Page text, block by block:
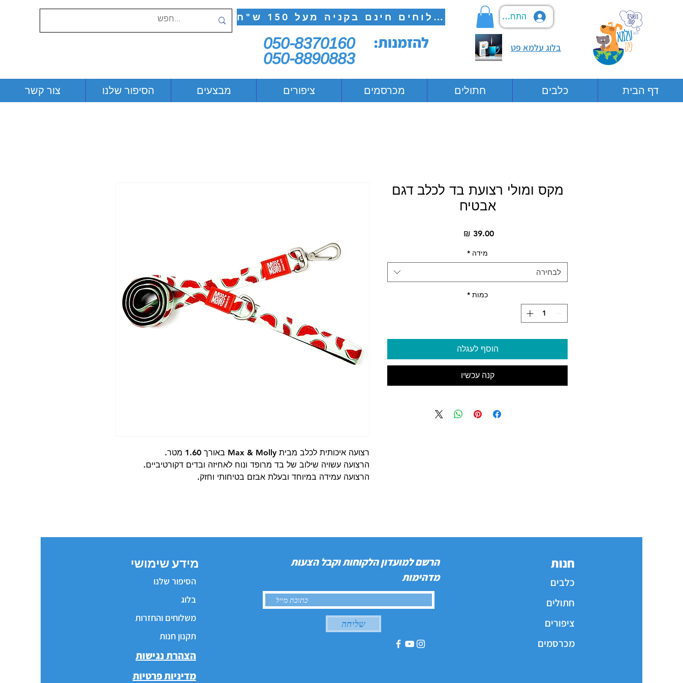
משלוחים חינם בקניה מעל 150 ש"ח
050-8370160
050-8890883
להזמנות:
התחבר
בלוג עלמא פט
צור קשר הסיפור שלנו מבצעים ציפורים מכרסמים חתולים כלבים דף הבית
רצועה איכותית לכלב מבית Max & Molly באורך 1.60 מטר.
הרצועה עשויה שילוב של בד מרופד ונוח לאחיזה ובדים דקורטיביים.
הרצועה עמידה במיוחד ובעלת אבזם בטיחותי וחזק.
מקס ומולי רצועת בד לכלב דגם
אבטיח
מידה *
לבחירה
כמות *
הוסף לעגלה
קנה עכשיו
מידע שימושי
הסיפור שלנו
בלוג
משלוחים והחזרות
תקנון חנות
הצהרת נגישות
מדיניות פרטיות
הרשם למועדון הלקוחות וקבל הצעות
מדהימות
שליחה
חנות
כלבים
חתולים
ציפורים
מכרסמים